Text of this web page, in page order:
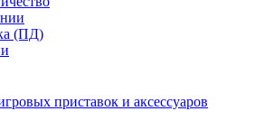
(ПД)
приставок и аксессуаров